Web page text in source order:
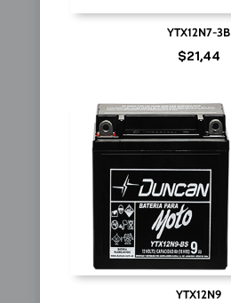
YTX12N7-3B
$21,44
YTX12N9